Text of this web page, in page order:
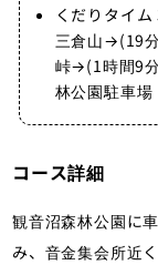
くだりタイ
三倉山→(19
峠→(1時間9
林公園駐車場
コース詳細
観音沼森林公園に
み、音金集会所近